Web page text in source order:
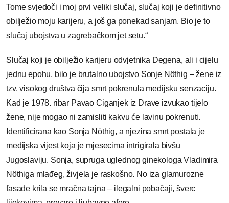
Tome svjedoči i moj prvi veliki slučaj, slučaj koji je definitivno
obilježio moju karijeru, a još ga ponekad sanjam. Bio je to
slučaj ubojstva u zagrebačkom jet setu.“
Slučaj koji je obilježio karijeru odvjetnika Degena, ali i cijelu
jednu epohu, bilo je brutalno ubojstvo Sonje Nöthig – žene iz
tzv. visokog društva čija smrt pokrenula medijsku senzaciju.
Kad je 1978. ribar Pavao Ciganjek iz Drave izvukao tijelo
žene, nije mogao ni zamisliti kakvu će lavinu pokrenuti.
Identificirana kao Sonja Nöthig, a njezina smrt postala je
medijska vijest koja je mjesecima intrigirala bivšu
Jugoslaviju. Sonja, supruga uglednog ginekologa Vladimira
Nöthiga mlađeg, živjela je raskošno. No iza glamurozne
fasade krila se mračna tajna – ilegalni pobačaji, šverc